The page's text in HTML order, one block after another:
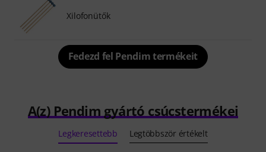
Xilofonütők
Fedezd fel Pendim termékeit
A(z) Pendim gyártó csúcstermékei
Legkeresettebb Legtöbbször értékelt